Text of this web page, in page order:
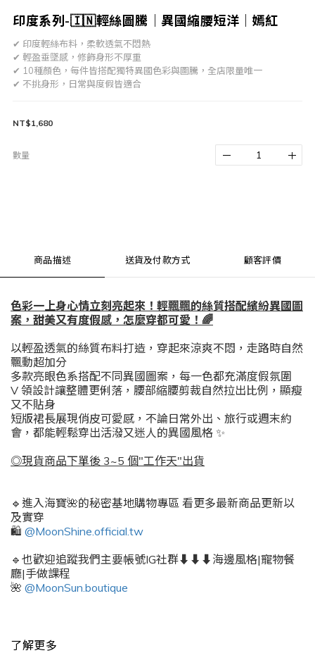
印度系列-🇮🇳輕絲圖騰｜異國縮腰短洋｜嫣紅
✔ 印度輕絲布料，柔軟透氣不悶熱
✔ 輕盈垂墜感，修飾身形不厚重
✔ 10種顏色，每件皆搭配獨特異國色彩與圖騰，全店限量唯一
✔ 不挑身形，日常與度假皆適合
NT$1,680
數量
商品描述 送貨及付款方式 顧客評價
色彩一上身心情立刻亮起來！輕飄飄的絲質搭配繽紛異國圖
案，甜美又有度假感，怎麼穿都可愛！ 🌈
以輕盈透氣的絲質布料打造，穿起來涼爽不悶，走路時自然
飄動超加分
多款亮眼色系搭配不同異國圖案，每一色都充滿度假氛圍
V 領設計讓整體更俐落，腰部縮腰剪裁自然拉出比例，顯瘦
又不貼身
短版裙長展現俏皮可愛感，不論日常外出、旅行或週末約
會，都能輕鬆穿出活潑又迷人的異國風格 ✨
◎現貨商品下單後 3~5 個"工作天"出貨
🔹進入海寶🌺的秘密基地購物專區 看更多最新商品更新以
及實穿
🛍️ @MoonShine.official.tw
🔹也歡迎追蹤我們主要帳號IG社群⬇️⬇️⬇️海邊風格|寵物餐
廳|手做課程
🌺 @MoonSun.boutique
了解更多